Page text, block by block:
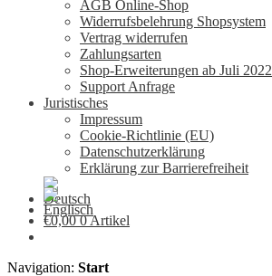
AGB Online-Shop
Widerrufsbelehrung Shopsystem
Vertrag widerrufen
Zahlungsarten
Shop-Erweiterungen ab Juli 2022
Support Anfrage
Juristisches
Impressum
Cookie-Richtlinie (EU)
Datenschutzerklärung
Erklärung zur Barrierefreiheit
€0,00 0 Artikel
Navigation: Start